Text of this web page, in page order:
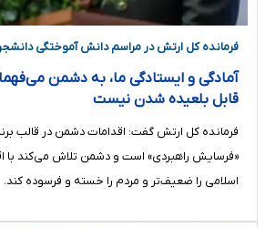
فرمانده کل ارتش در مراسم دانش آموختگی
آمادگی و ایستادگی ما، به دشمن
قابل بلعیده شدن نیست
فرمانده کل ارتش گفت: اقدامات دشمن در قالب
«فرسایش راهبردی» است و دشمن تلاش می‌کند با
اسلامی را ضعیف‌تر و مردم را خسته و فرسوده کند.